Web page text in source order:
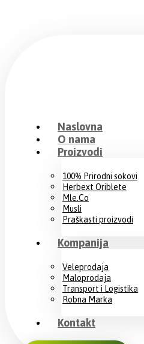
Naslovna
O nama
Proizvodi
100% Prirodni sokovi
Herbext Oriblete
Mle.Co
Musli
Praškasti proizvodi
Kompanija
Veleprodaja
Maloprodaja
Transport i Logistika
Robna Marka
Kontakt